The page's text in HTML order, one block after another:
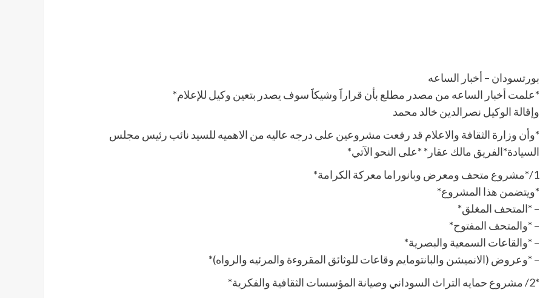
بورتسودان – أخبار الساعه
*علمت أخبار الساعه من مصدر مطلع بأن قراراََ وشيكاََ سوف يصدر بتعين وكيل للإعلام*
وإقالة الوكيل نصرالدين خالد محمد
*وأن وزارة الثقافة والاعلام قد رفعت مشروعين على درجه عاليه من الاهميه للسيد نائب رئيس مجلس
السيادة*الفريق مالك عقار* *على النحو الآتي*
1/*مشروع متحف ومعرض وبانوراما معركة الكرامة*
*ويتضمن هذا المشروع*
– *المتحف المغلق*
– *والمتحف المفتوح*
– *والقاعات السمعية والبصرية*
– *وعروض (الانميشن والبانتومايم وقاعات للوثائق المقروءة والمرئيه والرواه)*
*2/ مشروع حمايه التراث السوداني وصيانة المؤسسات الثقافية والفكرية*